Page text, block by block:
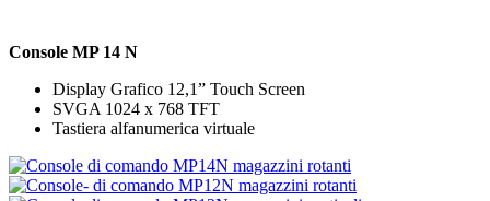
Console MP 14 N
Display Grafico 12,1” Touch Screen
SVGA 1024 x 768 TFT
Tastiera alfanumerica virtuale